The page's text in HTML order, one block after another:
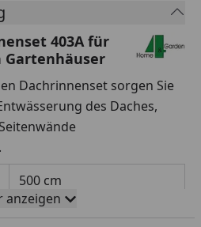
403A für
Gartenhäuser
Dachrinnenset sorgen Sie
des Daches,
500 cm
78 mm
anzeigen